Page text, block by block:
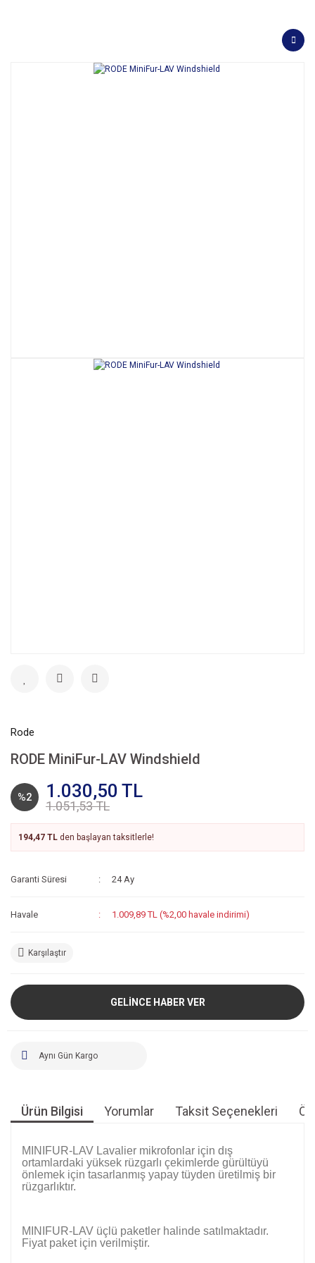
Rode
RODE MiniFur-LAV Windshield
%2 1.030,50 TL
1.051,53 TL
194,47 TL den başlayan taksitlerle!
Garanti Süresi 24 Ay
Havale 1.009,89 TL (%2,00 havale indirimi)
Karşılaştır
GELİNCE HABER VER
Aynı Gün Kargo
Ürün Bilgisi Yorumlar Taksit Seçenekleri
MINIFUR-LAV Lavalier mikrofonlar için dış
ortamlardaki yüksek rüzgarlı çekimlerde gürültüyü
önlemek için tasarlanmış yapay tüyden üretilmiş bir
rüzgarlıktır.
MINIFUR-LAV üçlü paketler halinde satılmaktadır.
Fiyat paket için verilmiştir.